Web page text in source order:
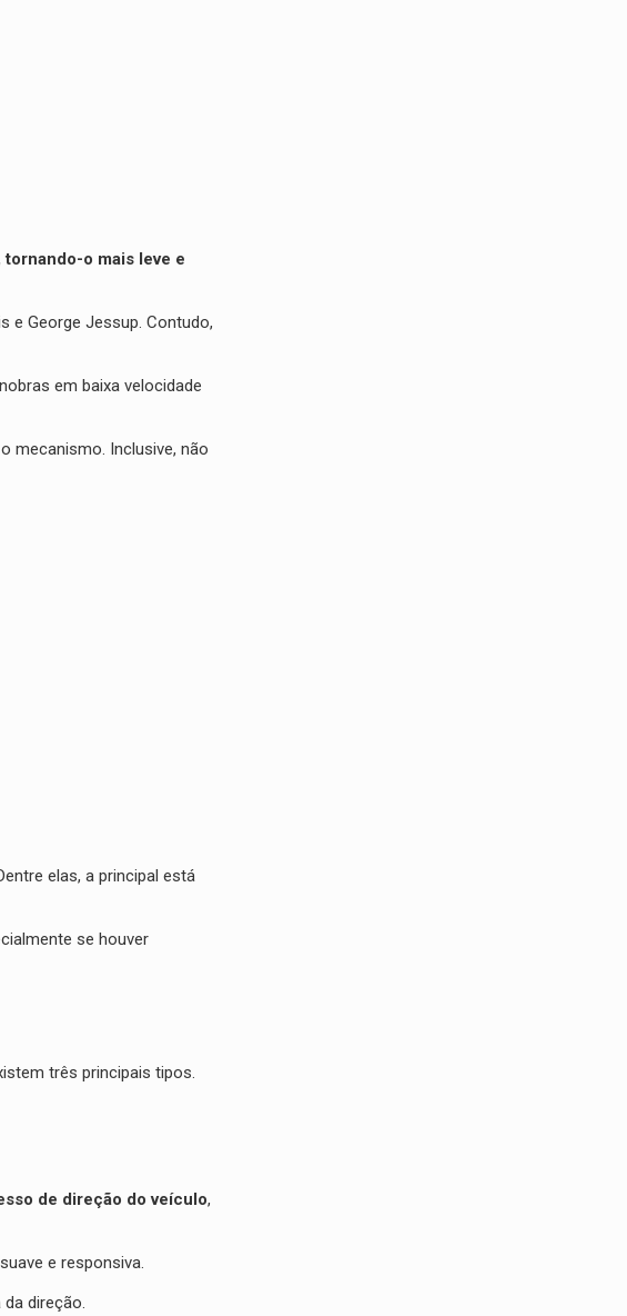
o mais leve e
e George Jessup. Contudo,
em baixa velocidade
mecanismo. Inclusive, não
elas, a principal está
se houver
três principais tipos.
de direção do veículo,
e responsiva.
direção.